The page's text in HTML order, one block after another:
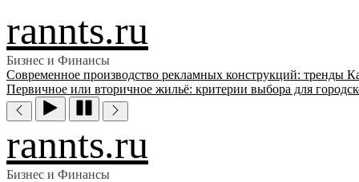
rannts.ru
Бизнес и Финансы
Современное производство рекламных конструкций: тренды
Первичное или вторичное жильё: критерии выбора для
rannts.ru
Бизнес и Финансы